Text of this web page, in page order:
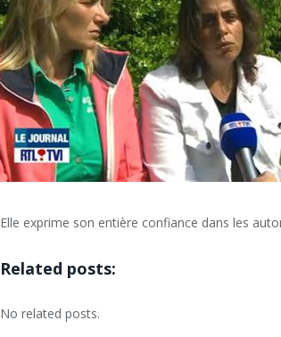
Elle exprime son entière confiance dans les
Related posts:
No related posts.